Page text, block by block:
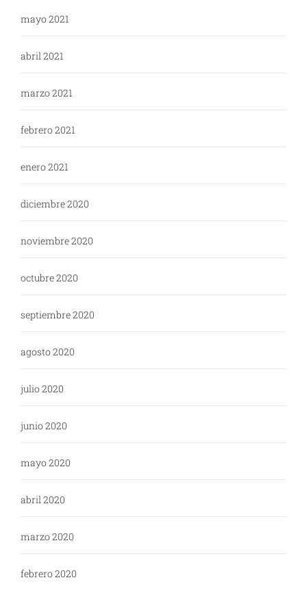
mayo 2021
abril 2021
marzo 2021
febrero 2021
enero 2021
diciembre 2020
noviembre 2020
octubre 2020
septiembre 2020
agosto 2020
julio 2020
junio 2020
mayo 2020
abril 2020
marzo 2020
febrero 2020